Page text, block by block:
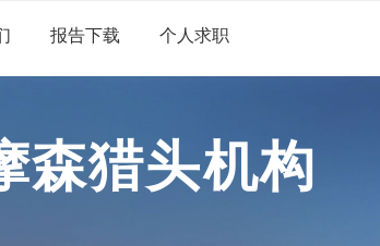
报告下载 个人求职
森猎头机构